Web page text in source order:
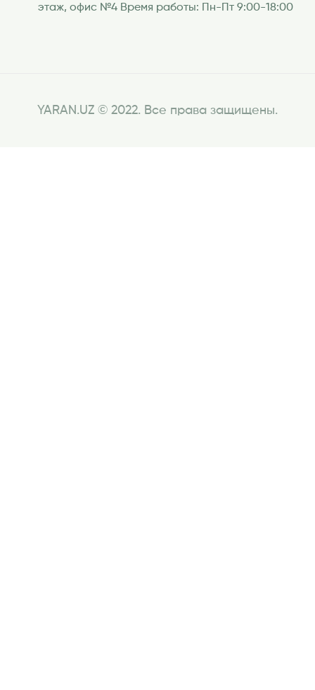
этаж, офис №4 Время работы: Пн-Пт 9:00-18:00
YARAN.UZ © 2022. Все права защищены.